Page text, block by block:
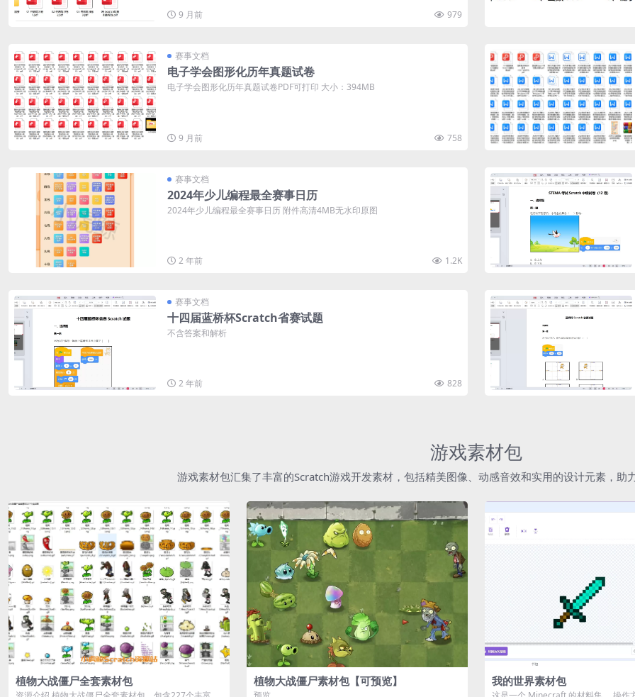
9 月前 979
赛事文档
电子学会图形化历年真题试卷
电子学会图形化历年真题试卷PDF可打印 大小：394MB
9 月前 758
赛事文档
2024年少儿编程最全赛事日历
2024年少儿编程最全赛事日历 附件高清4MB无水印原图
2 年前 1.2K
赛事文档
十四届蓝桥杯Scratch省赛试题
不含答案和解析
2 年前 828
游戏素材包
游戏素材包汇集了丰富的Scratch游戏开发素材，包括精美图像、动感音效和实用的设计元素，助
植物大战僵尸全套素材包 植物大战僵尸素材包【可预览】 我的世界素材包